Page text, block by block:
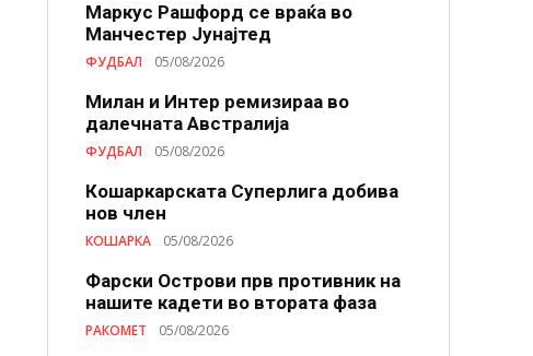
Маркус Рашфорд се враќа во
Манчестер Јунајтед
ФУДБАЛ 05/08/2026
Милан и Интер ремизираа во
далечната Австралија
ФУДБАЛ 05/08/2026
Кошаркарската Суперлига добива
нов член
КОШАРКА 05/08/2026
Фарски Острови прв противник на
нашите кадети во втората фаза
РАКОМЕТ 05/08/2026